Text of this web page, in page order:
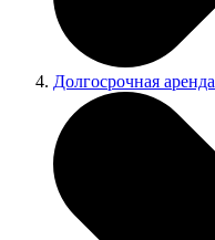
Долгосрочная аренда